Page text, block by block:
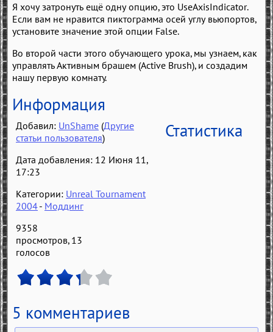
Я хочу затронуть ещё одну опцию, это UseAxisIndicator.
Если вам не нравится пиктограмма осей углу вьюпортов,
установите значение этой опции False.
Во второй части этого обучающего урока, мы узнаем, как
управлять Активным брашем (Active Brush), и создадим
нашу первую комнату.
Информация
Добавил: UnShame (Другие
статьи пользователя)
Дата добавления: 12 Июня 11,
17:23
Категории: Unreal Tournament
2004- Моддинг
Статистика
9358
просмотров, 13
голосов
5 комментариев